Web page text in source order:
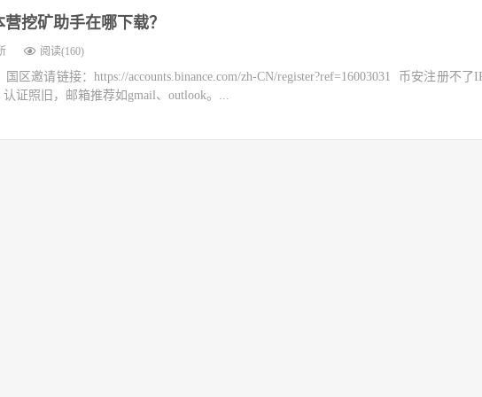
挖矿助手在哪下载？
阅读(160)
区邀请链接：https://accounts.binance.com/zh-CN/register?ref=16003031 币安注册不了
证照旧，邮箱推荐如gmail、outlook。...